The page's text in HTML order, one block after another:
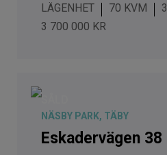
3
70 KVM
LÄGENHET
3 700 000 KR
SÅLD
Eskadervägen 38
NÄSBY PARK, TÄBY